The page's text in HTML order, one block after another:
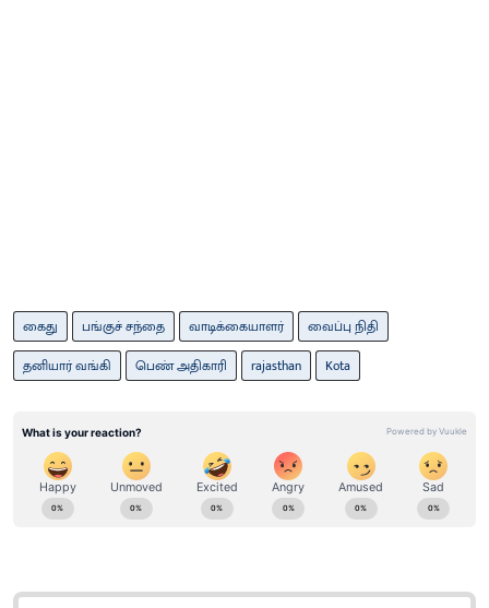
கைது பங்குச் சந்தை வாடிக்கையாளர்
வைப்பு நிதி
தனியார் வங்கி
பெண் அதிகாரி rajasthan Kota